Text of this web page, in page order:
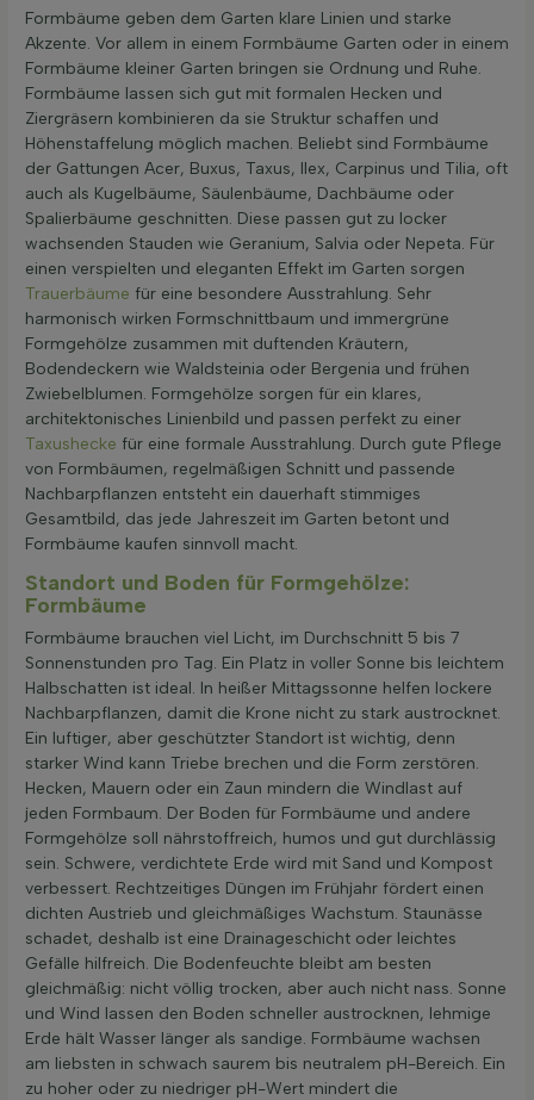
Formbäume geben dem Garten klare Linien und starke
Akzente. Vor allem in einem Formbäume Garten oder in einem
Formbäume kleiner Garten bringen sie Ordnung und Ruhe.
Formbäume lassen sich gut mit formalen Hecken und
Ziergräsern kombinieren da sie Struktur schaffen und
Höhenstaffelung möglich machen. Beliebt sind Formbäume
der Gattungen Acer, Buxus, Taxus, Ilex, Carpinus und Tilia, oft
auch als Kugelbäume, Säulenbäume, Dachbäume oder
Spalierbäume geschnitten. Diese passen gut zu locker
wachsenden Stauden wie Geranium, Salvia oder Nepeta. Für
einen verspielten und eleganten Effekt im Garten sorgen
Trauerbäume für eine besondere Ausstrahlung. Sehr
harmonisch wirken Formschnittbaum und immergrüne
Formgehölze zusammen mit duftenden Kräutern,
Bodendeckern wie Waldsteinia oder Bergenia und frühen
Zwiebelblumen. Formgehölze sorgen für ein klares,
architektonisches Linienbild und passen perfekt zu einer
Taxushecke für eine formale Ausstrahlung. Durch gute Pflege
von Formbäumen, regelmäßigen Schnitt und passende
Nachbarpflanzen entsteht ein dauerhaft stimmiges
Gesamtbild, das jede Jahreszeit im Garten betont und
Formbäume kaufen sinnvoll macht.
Standort und Boden für Formgehölze:
Formbäume
Formbäume brauchen viel Licht, im Durchschnitt 5 bis 7
Sonnenstunden pro Tag. Ein Platz in voller Sonne bis leichtem
Halbschatten ist ideal. In heißer Mittagssonne helfen lockere
Nachbarpflanzen, damit die Krone nicht zu stark austrocknet.
Ein luftiger, aber geschützter Standort ist wichtig, denn
starker Wind kann Triebe brechen und die Form zerstören.
Hecken, Mauern oder ein Zaun mindern die Windlast auf
jeden Formbaum. Der Boden für Formbäume und andere
Formgehölze soll nährstoffreich, humos und gut durchlässig
sein. Schwere, verdichtete Erde wird mit Sand und Kompost
verbessert. Rechtzeitiges Düngen im Frühjahr fördert einen
dichten Austrieb und gleichmäßiges Wachstum. Staunässe
schadet, deshalb ist eine Drainageschicht oder leichtes
Gefälle hilfreich. Die Bodenfeuchte bleibt am besten
gleichmäßig: nicht völlig trocken, aber auch nicht nass. Sonne
und Wind lassen den Boden schneller austrocknen, lehmige
Erde hält Wasser länger als sandige. Formbäume wachsen
am liebsten in schwach saurem bis neutralem pH-Bereich. Ein
zu hoher oder zu niedriger pH-Wert mindert die